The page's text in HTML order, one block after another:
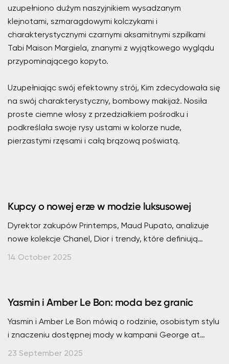
uzupełniono dużym naszyjnikiem wysadzanym
klejnotami, szmaragdowymi kolczykami i
charakterystycznymi czarnymi aksamitnymi szpilkami
Tabi Maison Margiela, znanymi z wyjątkowego wyglądu
przypominającego kopyto.
Uzupełniając swój efektowny strój, Kim zdecydowała się
na swój charakterystyczny, bombowy makijaż. Nosiła
proste ciemne włosy z przedziałkiem pośrodku i
podkreślała swoje rysy ustami w kolorze nude,
pierzastymi rzęsami i całą brązową poświatą.
Kupcy o nowej erze w modzie luksusowej
Dyrektor zakupów Printemps, Maud Pupato, analizuje
nowe kolekcje Chanel, Dior i trendy, które definiują
współczesny luksus.
14 October 2025
Yasmin i Amber Le Bon: moda bez granic
Yasmin i Amber Le Bon mówią o rodzinie, osobistym stylu
i znaczeniu dostępnej mody w kampanii George at
Asda, podkreślając jej rolę.
23 September 2025